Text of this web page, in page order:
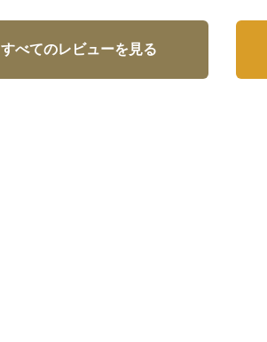
すべてのレビューを見る